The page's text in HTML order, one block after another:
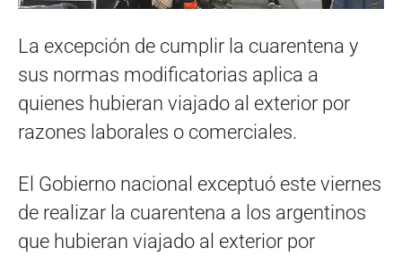
La excepción de cumplir la cuarentena y
sus normas modificatorias aplica a
quienes hubieran viajado al exterior por
razones laborales o comerciales.
El Gobierno nacional exceptuó este viernes
de realizar la cuarentena a los argentinos
que hubieran viajado al exterior por